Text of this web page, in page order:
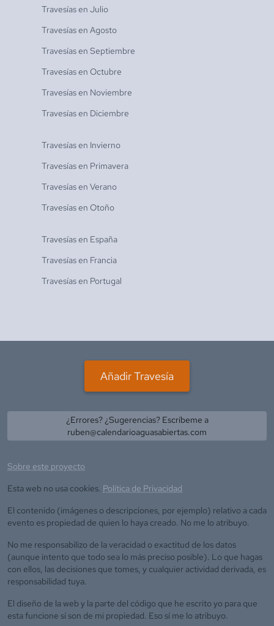
Travesías en Julio
Travesías en Agosto
Travesías en Septiembre
Travesías en Octubre
Travesías en Noviembre
Travesías en Diciembre
Travesías en Invierno
Travesías en Primavera
Travesías en Verano
Travesías en Otoño
Travesías en España
Travesías en Francia
Travesías en Portugal
Añadir Travesía
¿Errores? ¿Sugerencias? Escríbeme a
ruben@calendarioaguasabiertas.com
Sobre este proyecto
Esta web no usa cookies. Política de Privacidad
El contenido (imágenes o descripciones, por ejemplo) relativo a cada
evento es propiedad de quien lo haya creado. No me lo atribuyo.
No me responsabilizo de la veracidad o exactitud de los datos
(aunque intento que todo sea lo más preciso posible). Lo que hagas
con ellos, las decisiones que tomes, y cualquier actividad derivada, es
responsabilidad tuya.
El diseño de la web y la parte del código que he escrito yo para que
esta funcione sí son de mi propiedad. Eso sí me lo atribuyo.